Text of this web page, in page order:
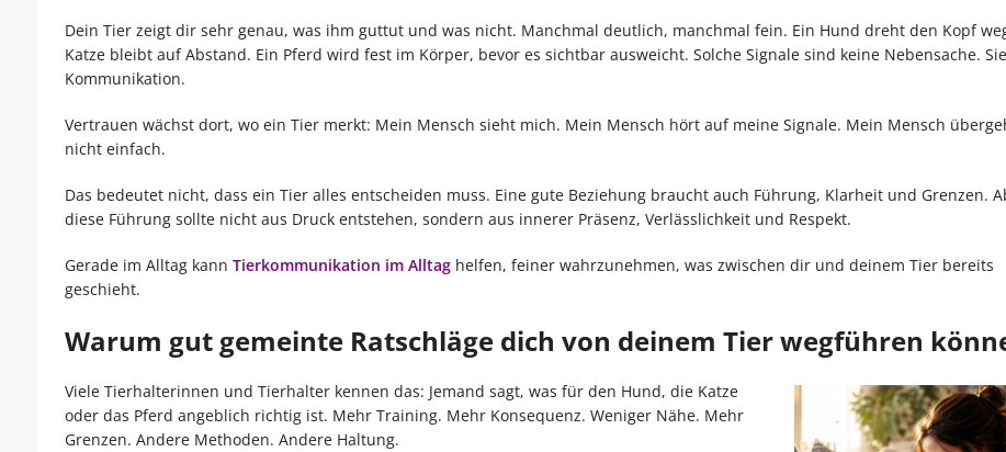
Dein Tier zeigt dir sehr genau, was ihm guttut und was nicht. Manchmal deutlich, manchmal fein. Ein Hund dreht den Kopf
Katze bleibt auf Abstand. Ein Pferd wird fest im Körper, bevor es sichtbar ausweicht. Solche Signale sind keine Nebensache.
Kommunikation.
Vertrauen wächst dort, wo ein Tier merkt: Mein Mensch sieht mich. Mein Mensch hört auf meine Signale. Mein Mensch
nicht einfach.
Das bedeutet nicht, dass ein Tier alles entscheiden muss. Eine gute Beziehung braucht auch Führung, Klarheit und Grenzen.
diese Führung sollte nicht aus Druck entstehen, sondern aus innerer Präsenz, Verlässlichkeit und Respekt.
Gerade im Alltag kann Tierkommunikation im Alltaghelfen, feiner wahrzunehmen, was zwischen dir und deinem Tier bereits
geschieht.
Warum gut gemeinte Ratschläge dich von deinem Tier wegführen
Viele Tierhalterinnen und Tierhalter kennen das: Jemand sagt, was für den Hund, die Katze
oder das Pferd angeblich richtig ist. Mehr Training. Mehr Konsequenz. Weniger Nähe. Mehr
Grenzen. Andere Methoden. Andere Haltung.